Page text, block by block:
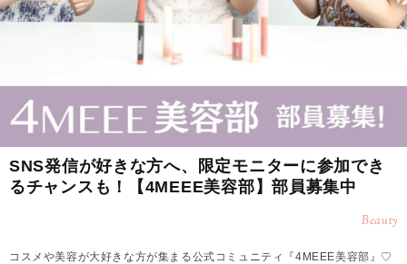
SNS発信が好きな方へ、限定モニターに参加でき
るチャンスも！【4MEEE美容部】部員募集中
Beauty
コスメや美容が大好きな方が集まる公式コミュニティ『4MEEE美容部』♡